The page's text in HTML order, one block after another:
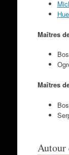
Maîtres
Maîtres
Autour